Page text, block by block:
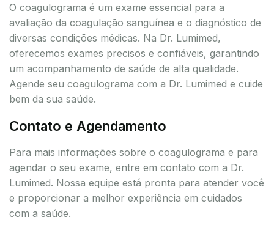
O coagulograma é um exame essencial para a
avaliação da coagulação sanguínea e o diagnóstico de
diversas condições médicas. Na Dr. Lumimed,
oferecemos exames precisos e confiáveis, garantindo
um acompanhamento de saúde de alta qualidade.
Agende seu coagulograma com a Dr. Lumimed e cuide
bem da sua saúde.
Contato e Agendamento
Para mais informações sobre o coagulograma e para
agendar o seu exame, entre em contato com a Dr.
Lumimed. Nossa equipe está pronta para atender você
e proporcionar a melhor experiência em cuidados
com a saúde.